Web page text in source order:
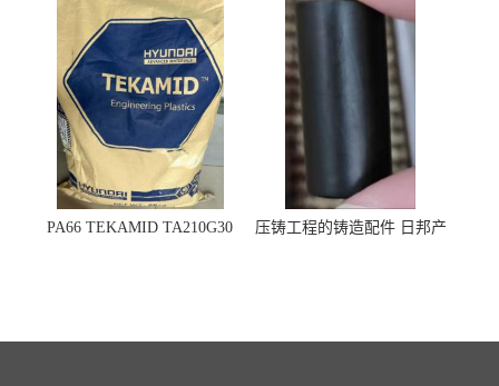
PA66 TEKAMID TA210G30
压铸工程的铸造配件 日邦产